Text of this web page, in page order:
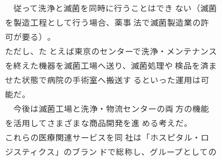
従って洗浄と滅菌を同時に行うことはでき ない（滅菌
を製造工程として行う場合、薬事 法で滅菌製造業の許
可が要る）。
ただし、た とえば東京のセンターで洗浄・メンテナンス
を終えた機器を滅菌工場へ送り、滅菌処理や 検品を済ま
せた状態で病院の手術室へ搬送す るといった運用は可
能だ。
今後は滅菌工場と洗浄・物流センターの両 方の機能
を活用してさまざまな商品開発を進 める考えだ。
これらの医療関連サービスを同 社は「ホスピタル・ロ
ジスティクス」のブラン ドで総称し、グループとしての